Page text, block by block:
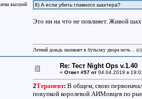
высшей
6) А если убить главного шахтера?
Это ни на что не повлияет. Живой
Летний дождь наливает в бутылку двора ночь...
Re: Тест Night Ops v.1.40
« Ответ #57 от04.04.2019 в
2Терапевт: В общем, свою
покупкой королевой АИМовцев по